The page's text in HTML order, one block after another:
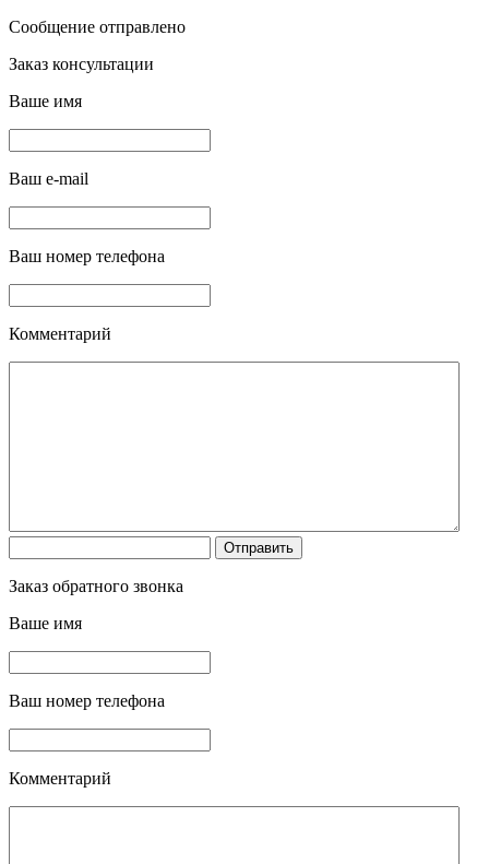
Сообщение отправлено
Заказ консультации
Ваше имя
Ваш e-mail
Ваш номер телефона
Комментарий
Заказ обратного звонка
Ваше имя
Ваш номер телефона
Комментарий